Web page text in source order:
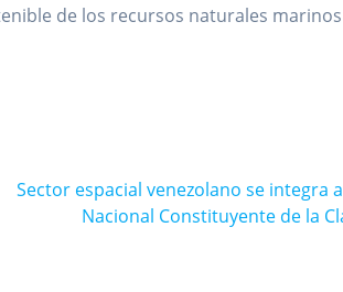
de los recursos naturales
Siguiente
entrada:
Sector espacial venezolano se integra
Nacional Constituyente de la